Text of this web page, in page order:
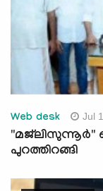
Web desk Jul
പുറത്തിറങ്ങി